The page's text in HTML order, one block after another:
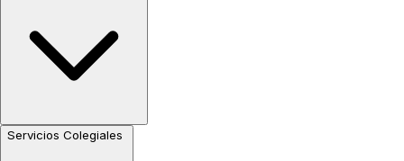
Servicios Colegiales